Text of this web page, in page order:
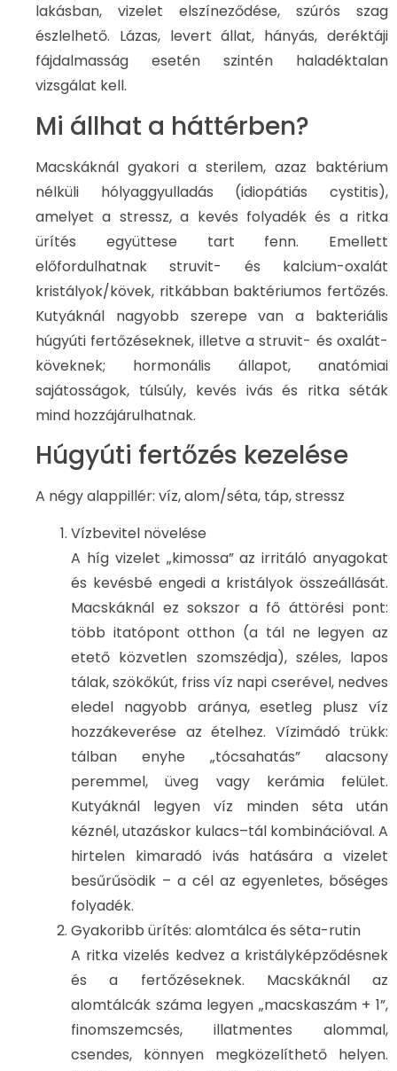
lakásban, vizelet elszíneződése, szúrós szag
észlelhető. Lázas, levert állat, hányás, deréktáji
fájdalmasság esetén szintén haladéktalan
vizsgálat kell.
Mi állhat a háttérben?
Macskáknál gyakori a sterilem, azaz baktérium
nélküli hólyaggyulladás (idiopátiás cystitis),
amelyet a stressz, a kevés folyadék és a ritka
ürítés együttese tart fenn. Emellett
előfordulhatnak struvit- és kalcium-oxalát
kristályok/kövek, ritkábban baktériumos fertőzés.
Kutyáknál nagyobb szerepe van a bakteriális
húgyúti fertőzéseknek, illetve a struvit- és oxalát-
köveknek; hormonális állapot, anatómiai
sajátosságok, túlsúly, kevés ivás és ritka séták
mind hozzájárulhatnak.
Húgyúti fertőzés kezelése
A négy alappillér: víz, alom/séta, táp, stressz
Vízbevitel növelése
A híg vizelet „kimossa” az irritáló anyagokat
és kevésbé engedi a kristályok összeállását.
Macskáknál ez sokszor a fő áttörési pont:
több itatópont otthon (a tál ne legyen az
etető közvetlen szomszédja), széles, lapos
tálak, szökőkút, friss víz napi cserével, nedves
eledel nagyobb aránya, esetleg plusz víz
hozzákeverése az ételhez. Vízimádó trükk:
tálban enyhe „tócsahatás” alacsony
peremmel, üveg vagy kerámia felület.
Kutyáknál legyen víz minden séta után
kéznél, utazáskor kulacs–tál kombinációval. A
hirtelen kimaradó ivás hatására a vizelet
besűrűsödik – a cél az egyenletes, bőséges
folyadék.
Gyakoribb ürítés: alomtálca és séta-rutin
A ritka vizelés kedvez a kristályképződésnek
és a fertőzéseknek. Macskáknál az
alomtálcák száma legyen „macskaszám + 1”,
finomszemcsés, illatmentes alommal,
csendes, könnyen megközelíthető helyen.